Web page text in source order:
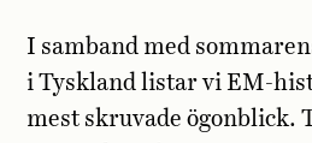
I samband med
i Tyskland listar vi EM-
mest skruvade ögonblick.